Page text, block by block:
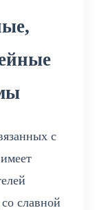
с
славной